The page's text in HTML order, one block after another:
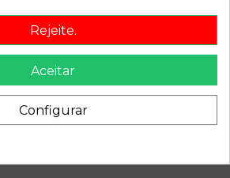
delantera derecha para peugeot
12.02 xr | 06.98 - 12.02 referencia
Rejeite.
Aceitar
Configurar